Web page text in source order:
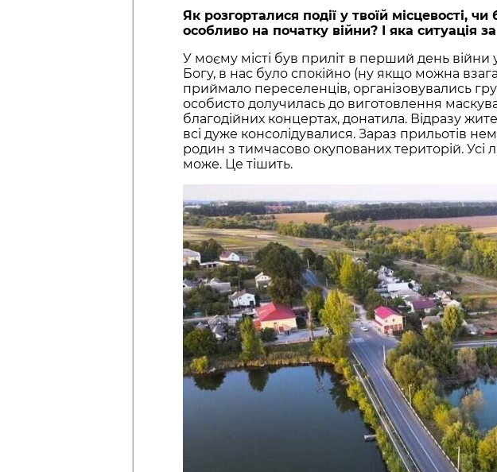
Як розгорталися події у твоїй місцевості,
особливо на початку війни? І яка ситуація
У моєму місті був приліт в перший день війни
Богу, в нас було спокійно (ну якщо можна
приймало переселенців, організовувались
особисто долучилась до виготовлення
благодійних концертах, донатила. Відразу
всі дуже консолідувалися. Зараз прильотів
родин з тимчасово окупованих територій.
може. Це тішить.